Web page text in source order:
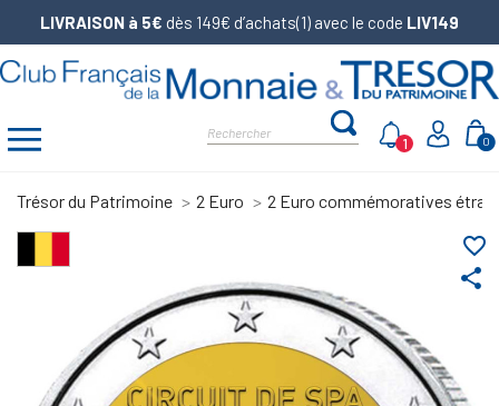
LIVRAISON à 5€ dès 149€ d’achats(1) avec le code LIV149
0
1
Trésor du Patrimoine 2 Euro 2 Euro commémoratives
share
favorite_border